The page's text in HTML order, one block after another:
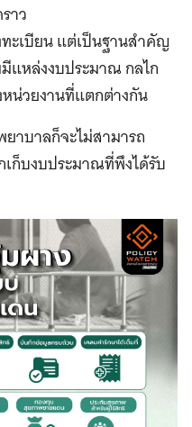
าว
ทะเบียน แต่เป็นฐานสำคัญ
แหล่งงบประมาณ กลไก
น่วยงานที่แตกต่างกัน
ยาบาลก็จะไม่สามารถ
ก็บงบประมาณที่พึงได้รับ